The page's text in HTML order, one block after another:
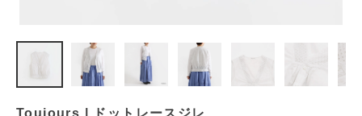
Toujours | ドットレースジレ